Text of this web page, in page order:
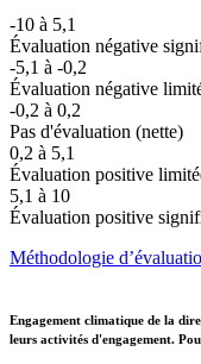
-10 à 5,1
Évaluation négative
-5,1 à -0,2
Évaluation négative
-0,2 à 0,2
Pas d'évaluation (nette)
0,2 à 5,1
Évaluation positive
5,1 à 10
Évaluation positive
Méthodologie
Engagement climatique de la
leurs activités d'engagement.